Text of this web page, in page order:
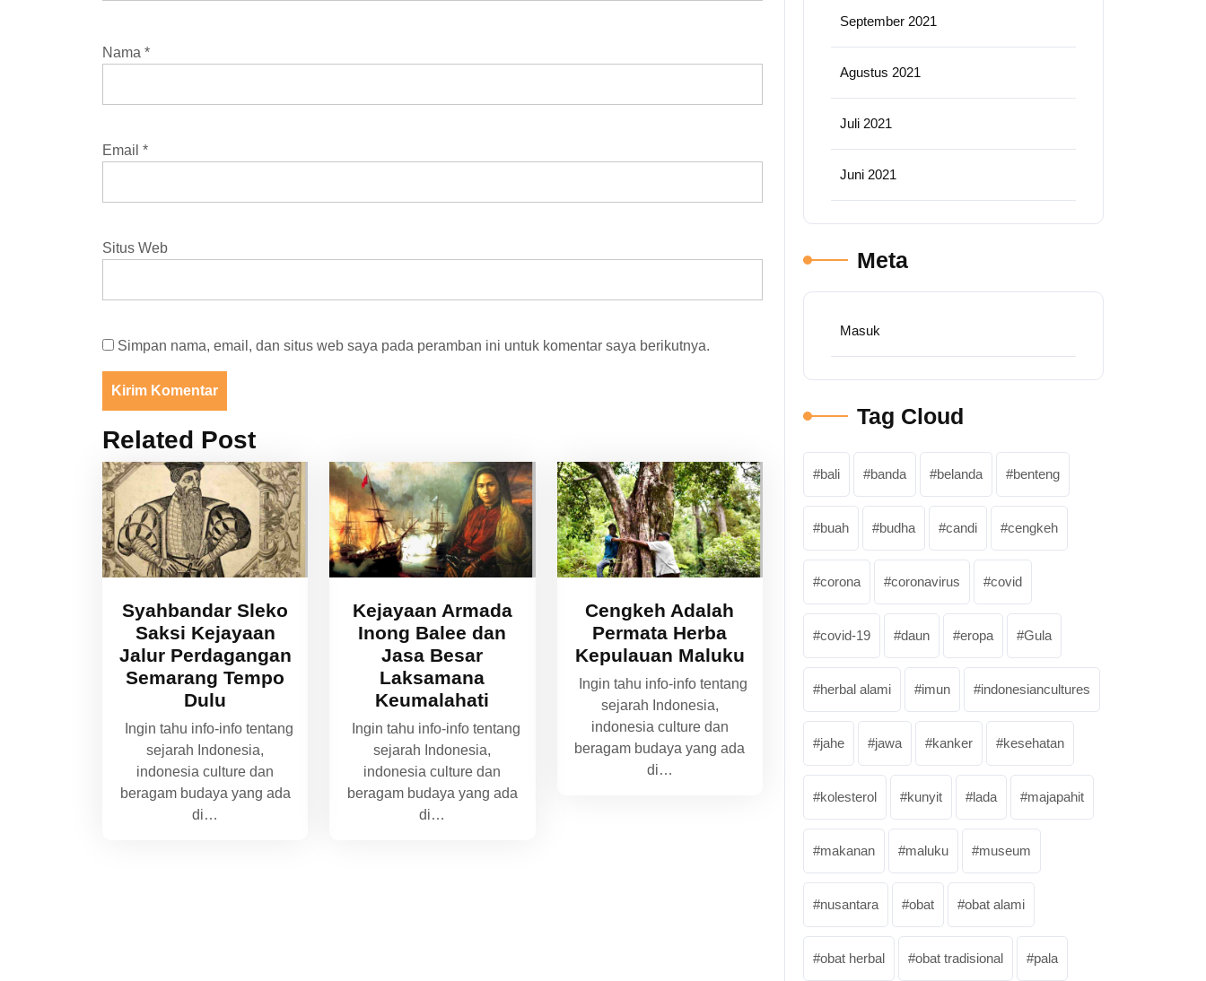
Nama *
Email *
Situs Web
Simpan nama, email, dan situs web saya pada peramban ini untuk komentar saya berikutnya.
Related Post
Syahbandar Sleko
Saksi Kejayaan
Jalur Perdagangan
Semarang Tempo
Dulu
Ingin tahu info-info tentang
sejarah Indonesia,
indonesia culture dan
beragam budaya yang ada
di…
Kejayaan Armada
Inong Balee dan
Jasa Besar
Laksamana
Keumalahati
Ingin tahu info-info tentang
sejarah Indonesia,
indonesia culture dan
beragam budaya yang ada
di…
Cengkeh Adalah
Permata Herba
Kepulauan Maluku
Ingin tahu info-info tentang
sejarah Indonesia,
indonesia culture dan
beragam budaya yang ada
di…
September 2021
Agustus 2021
Juli 2021
Juni 2021
Meta
Masuk
Tag Cloud
bali banda belanda benteng
buah budha candi cengkeh
corona coronavirus covid
covid-19 daun eropa Gula
herbal alami imun indonesiancultures
jahe jawa kanker kesehatan
kolesterol kunyit lada majapahit
makanan maluku museum
nusantara obat obat alami
obat herbal obat tradisional pala